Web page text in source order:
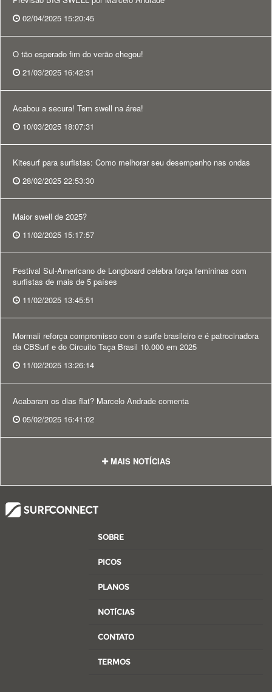
02/04/2025 15:20:45
O tão esperado fim do verão chegou!
21/03/2025 16:42:31
Acabou a secura! Tem swell na área!
10/03/2025 18:07:31
Kitesurf para surfistas: Como melhorar seu desempenho nas ondas
28/02/2025 22:53:30
Maior swell de 2025?
11/02/2025 15:17:57
Festival Sul-Americano de Longboard celebra força femininas com
surfistas de mais de 5 países
11/02/2025 13:45:51
Mormaii reforça compromisso com o surfe brasileiro e é patrocinadora
da CBSurf e do Circuito Taça Brasil 10.000 em 2025
11/02/2025 13:26:14
Acabaram os dias flat? Marcelo Andrade comenta
05/02/2025 16:41:02
MAIS NOTÍCIAS
SOBRE
PICOS
PLANOS
NOTÍCIAS
CONTATO
TERMOS